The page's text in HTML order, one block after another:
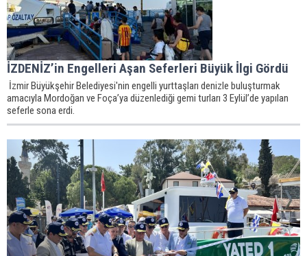
İZDENİZ’in Engelleri Aşan Seferleri Büyük İlgi Gördü
İzmir Büyükşehir Belediyesi'nin engelli yurttaşları denizle buluşturmak
amacıyla Mordoğan ve Foça’ya düzenlediği gemi turları 3 Eylül’de yapılan
seferle sona erdi.